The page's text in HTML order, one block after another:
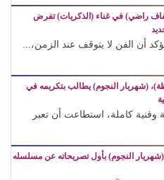
راضي) في غناء (الذكريات) تفرض
أن الفن لا يتوقف عند الزمن،...
(شهريار النجوم) يطالب بتكريمه في
وفنية كاملة، استطاعت أن تعبر
النجوم) بأول تصريحاته عن مسلسله